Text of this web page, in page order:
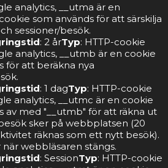
analytics, __utma är en
som används för att särskilja
sessioner/besök.
: 2 årTyp: HTTP-cookie
analytics, __utmb är en cookie
för att beräkna nya
: 1 dagTyp: HTTP-cookie
analytics, __utmc är en cookie
av med "__utmb" för att räkna ut
sker på webbplatsen (20
räknas som ett nytt besök).
webbläsaren stängs.
: SessionTyp: HTTP-cookie